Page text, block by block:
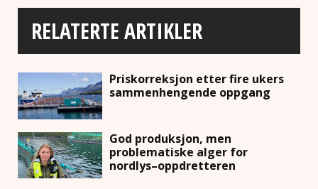
RELATERTE ARTIKLER
Priskorreksjon etter fire ukers
sammenhengende oppgang
God produksjon, men
problematiske alger for
nordlys–oppdretteren